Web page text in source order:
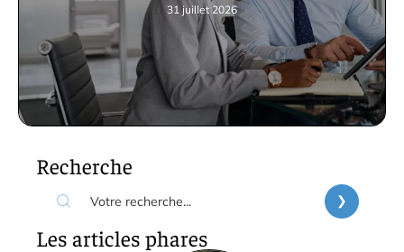
31 juillet 2026
Recherche
Les articles phares